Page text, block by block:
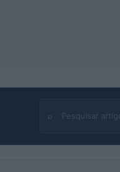
⌕
Buscar